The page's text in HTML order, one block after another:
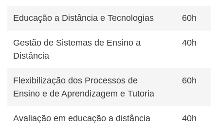
Educação a Distância e Tecnologias 60h
Gestão de Sistemas de Ensino a
Distância
40h
Flexibilização dos Processos de
Ensino e de Aprendizagem e Tutoria
60h
Avaliação em educação a distância 40h